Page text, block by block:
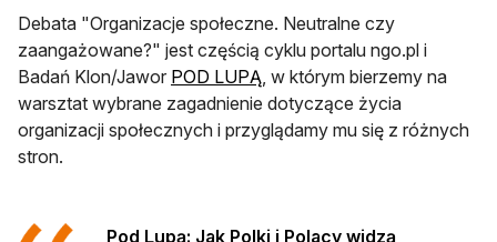
Debata "Organizacje społeczne. Neutralne czy
zaangażowane?" jest częścią cyklu portalu ngo.pl i
Badań Klon/Jawor POD LUPĄ, w którym bierzemy na
warsztat wybrane zagadnienie dotyczące życia
organizacji społecznych i przyglądamy mu się z różnych
stron.
Pod Lupą: Jak Polki i Polacy widzą